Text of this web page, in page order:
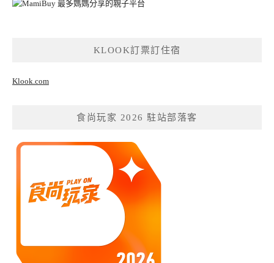
KLOOK訂票訂住宿
Klook.com
食尚玩家 2026 駐站部落客